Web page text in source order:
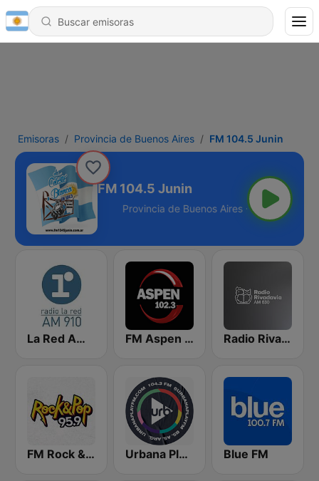
Emisoras Provincia de Buenos Aires FM 104.5 Junin
FM 104.5 Junin
Aires - 104.5 FM
La Red AM 910 FM Aspen 102.3 Radio Rivadavia 630 AM
FM Rock & Pop Urbana Play 104.3 FM Blue FM